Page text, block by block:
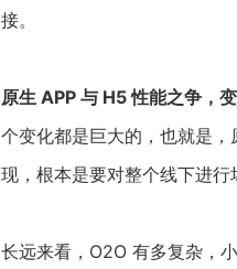
接。
原生 APP 与 H5 性能之争，
个变化都是巨大的，也就是
现，根本是要对整个线下进行
长远来看，O2O 有多复杂，